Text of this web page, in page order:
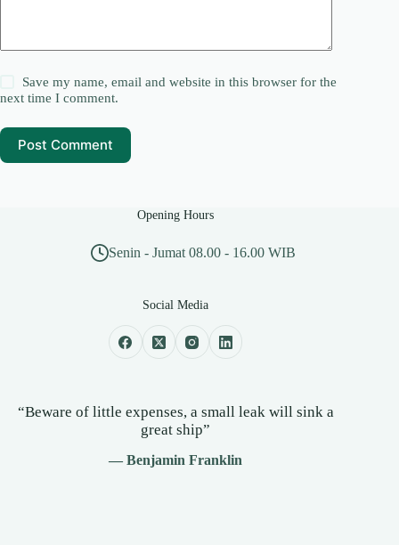
Save my name, email and website in this browser for the
next time I comment.
Post Comment
Opening Hours
Senin - Jumat 08.00 - 16.00 WIB
Social Media
“Beware of little expenses, a small leak will sink a
great ship”
— Benjamin Franklin